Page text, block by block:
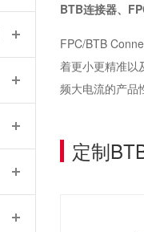
BTB连接器、
FPC/BTB
着更小更精准以
频大电流的产品
定制
芯片可靠性测试：HTOL与ITC独立温控，鸿怡电子芯片老化座工程师带您了解两种完全不同的老化测试方式